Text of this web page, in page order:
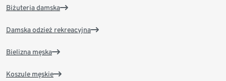
Biżuteria damska
Damska odzież rekreacyjna
Bielizna męska
Koszule męskie